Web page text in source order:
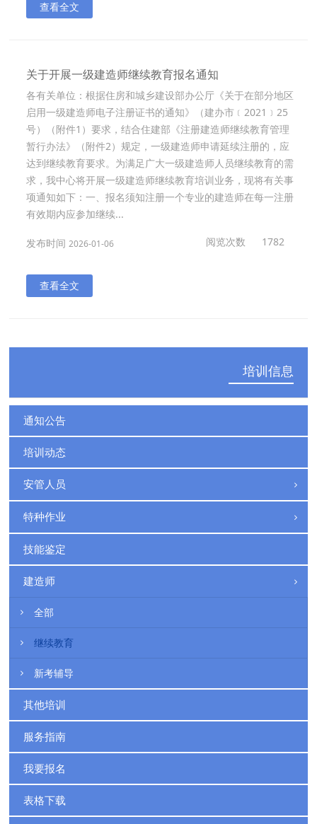
查看全文
关于开展一级建造师继续教育报名通知
各有关单位：根据住房和城乡建设部办公厅《关于在部分地区
启用一级建造师电子注册证书的通知》（建办市﹝2021﹞25
号）（附件1）要求，结合住建部《注册建造师继续教育管理
暂行办法》（附件2）规定，一级建造师申请延续注册的，应
达到继续教育要求。为满足广大一级建造师人员继续教育的需
求，我中心将开展一级建造师继续教育培训业务，现将有关事
项通知如下：一、报名须知注册一个专业的建造师在每一注册
有效期内应参加继续...
发布时间 2026-01-06 阅览次数 1782
查看全文
培训信息
通知公告
培训动态
安管人员
特种作业
技能鉴定
建造师
全部
继续教育
新考辅导
其他培训
服务指南
我要报名
表格下载